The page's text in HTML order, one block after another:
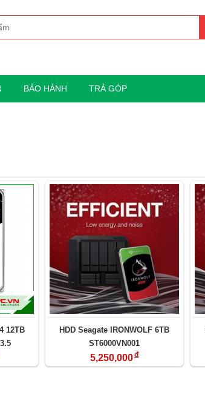
BẢO HÀNH TRẢ GÓP
12TB
HDD Seagate IRONWOLF 6TB
ST6000VN001
5,250,000đ